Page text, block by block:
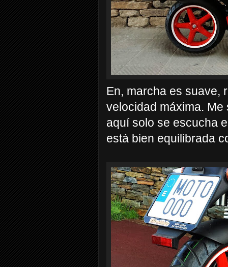
En, marcha es suave,
velocidad máxima.
aquí solo se escucha
está bien equilibrada